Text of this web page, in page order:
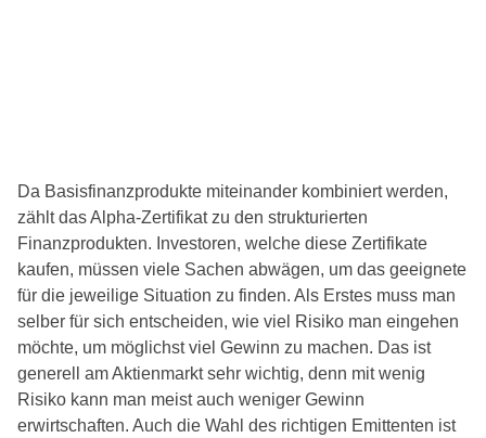
Da Basisfinanzprodukte miteinander kombiniert werden,
zählt das Alpha-Zertifikat zu den strukturierten
Finanzprodukten. Investoren, welche diese Zertifikate
kaufen, müssen viele Sachen abwägen, um das geeignete
für die jeweilige Situation zu finden. Als Erstes muss man
selber für sich entscheiden, wie viel Risiko man eingehen
möchte, um möglichst viel Gewinn zu machen. Das ist
generell am Aktienmarkt sehr wichtig, denn mit wenig
Risiko kann man meist auch weniger Gewinn
erwirtschaften. Auch die Wahl des richtigen Emittenten ist